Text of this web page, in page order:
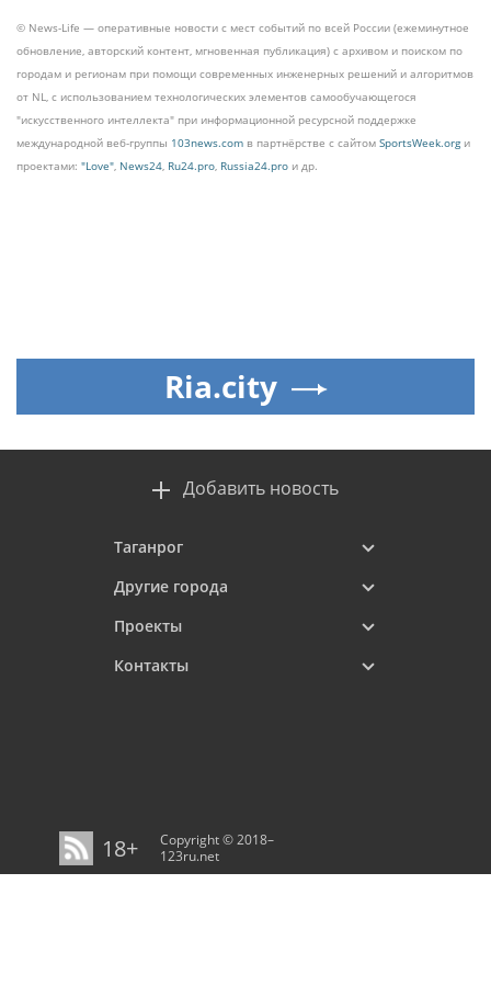
© News-Life — оперативные новости с мест событий по всей России (ежеминутное
обновление, авторский контент, мгновенная публикация) с архивом и поиском по
городам и регионам при помощи современных инженерных решений и алгоритмов
от NL, с использованием технологических элементов самообучающегося
"искусственного интеллекта" при информационной ресурсной поддержке
международной веб-группы 103news.com в партнёрстве с сайтом SportsWeek.orgи
проектами: "Love", News24, Ru24.pro, Russia24.pro и др.
Ria.city
Добавить новость
Таганрог
Другие города
Проекты
Контакты
18+
Copyright © 2018–
123ru.net